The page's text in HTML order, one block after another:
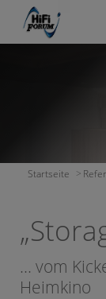
Startseite
... vom
Heimkino